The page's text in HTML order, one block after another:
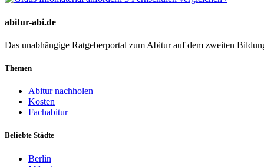
abitur-abi.de
Das unabhängige Ratgeberportal zum Abitur auf dem zweiten
Themen
Abitur nachholen
Kosten
Fachabitur
Beliebte Städte
Berlin